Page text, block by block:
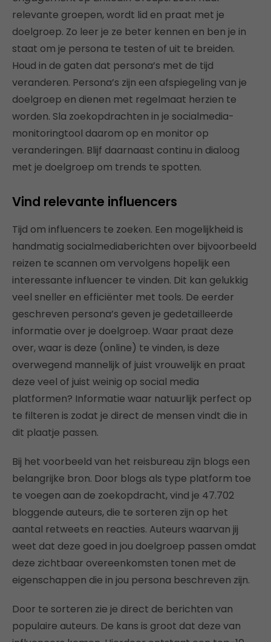
relevante groepen, wordt lid en praat met je
doelgroep. Zo leer je ze beter kennen en ben je in
staat om je persona te testen of uit te breiden.
Houd in de gaten dat persona’s met de tijd
veranderen. Persona’s zijn een afspiegeling van je
doelgroep en dienen met regelmaat herzien te
worden. Sla zoekopdrachten in je socialmedia-
monitoringtool daarom op en monitor op
veranderingen. Blijf daarnaast continu in dialoog
met je doelgroep om trends te spotten.
Vind relevante influencers
Tijd om influencers te zoeken. Een mogelijkheid is
handmatig socialmediaberichten over bijvoorbeeld
reizen te scannen om vervolgens hopelijk een
interessante influencer te vinden. Dit kan gelukkig
veel sneller en efficiënter met tools. De eerder
geschreven persona’s geven je gedetailleerde
informatie over je doelgroep. Waar praat deze
over, waar is deze (online) te vinden, is deze
overwegend mannelijk of juist vrouwelijk en praat
deze veel of juist weinig op social media
platformen? Informatie waar natuurlijk perfect op
te filteren is zodat je direct de mensen vindt die in
dit plaatje passen.
Bij het voorbeeld van het reisbureau zijn blogs een
belangrijke bron. Door blogs als type platform toe
te voegen aan de zoekopdracht, vind je 47.702
bloggende auteurs, die te sorteren zijn op het
aantal retweets en reacties. Auteurs waarvan jij
weet dat deze goed in jou doelgroep passen omdat
deze zichtbaar overeenkomsten tonen met de
eigenschappen die in jou persona beschreven zijn.
Door te sorteren zie je direct de berichten van
populaire auteurs. De kans is groot dat deze van